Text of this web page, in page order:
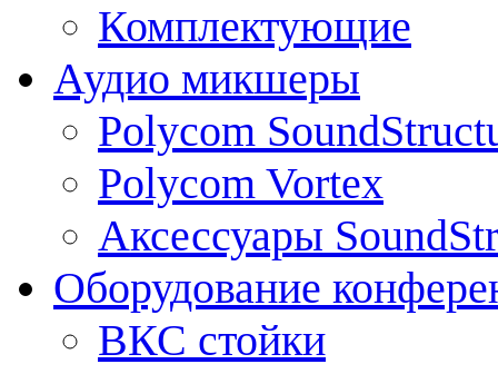
Комплектующие
Аудио микшеры
Polycom
Polycom Vortex
Аксессуары
Оборудование
ВКС стойки